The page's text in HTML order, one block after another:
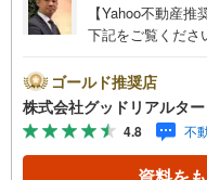
【Yahoo不動産
下記をご覧くださ
介です。投資用マ
空室リスクです。
いてしまえば、絵
ご紹介するマンシ
ろんのこと、エ
ゴールド推奨店
株式会社グッドリアルター
4.8 不